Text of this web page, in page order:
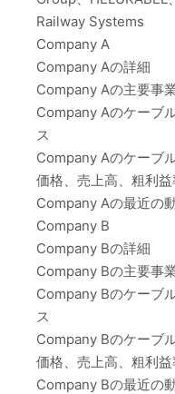
Railway Systems
Company A
Company Aの詳細
Company Aの主要事
Company Aのケーブ
ス
Company Aのケーブ
価格、売上高、粗利
Company Aの最近の
Company B
Company Bの詳細
Company Bの主要事
Company Bのケーブ
ス
Company Bのケーブ
価格、売上高、粗利
Company Bの最近の